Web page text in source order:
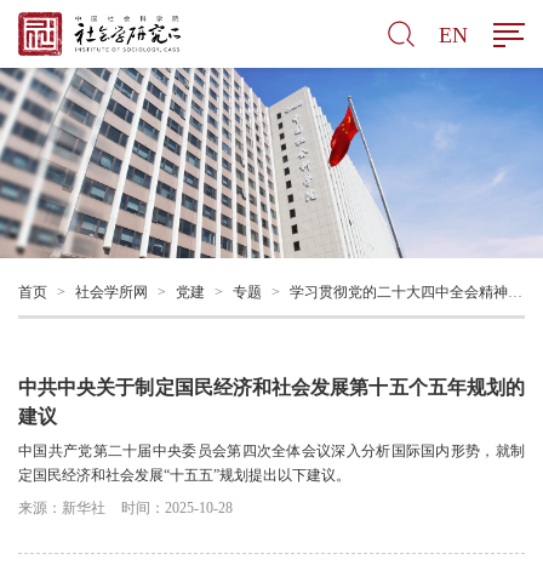
EN
首页 > 社会学所网 > 党建 > 专题 >
学习贯彻党的二十大四中全会精神
> 中央精神
中共中央关于制定国民经济和社会发展第十五个五年规划的
建议
中国共产党第二十届中央委员会第四次全体会议深入分析国际国内形势，就制
定国民经济和社会发展“十五五”规划提出以下建议。
来源：新华社
时间：2025-10-28